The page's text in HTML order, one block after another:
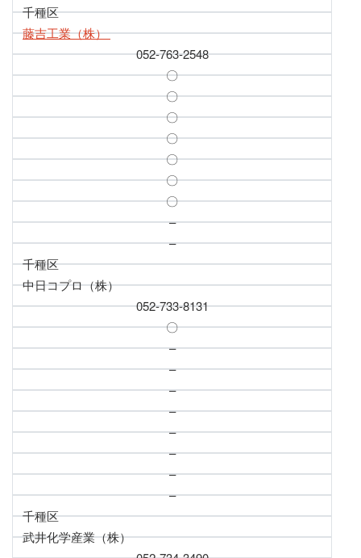
千種区
藤吉工業（株）
052-763-2548
〇
〇
〇
〇
〇
〇
〇
–
–
千種区
中日コプロ（株）
052-733-8131
〇
–
–
–
–
–
–
–
–
千種区
武井化学産業（株）